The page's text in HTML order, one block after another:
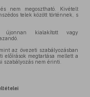
nem megosztható. Kivételt
telek között történnek, s
újonnan kialakított vagy
az övezeti szabályozásban
előírások megtartása mellett a
szabályozás nem érinti.